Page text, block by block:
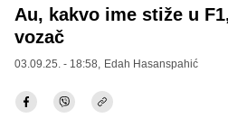
Au, kakvo ime stiže u
vozač
03.09.25. - 18:58, Edah Hasanspahić